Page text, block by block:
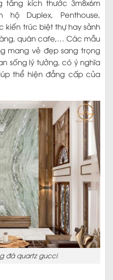
kích thước 3m8x6m
Duplex, Penthouse,
kiến trúc biệt thự hay sảnh
quán cafe,… Các mẫu
mang vẻ đẹp sang trọng
sống lý tưởng, có ý nghĩa
thể hiện đẳng cấp của
đá quartz gucci